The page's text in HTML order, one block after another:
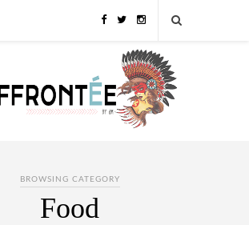
BROWSING CATEGORY
Food